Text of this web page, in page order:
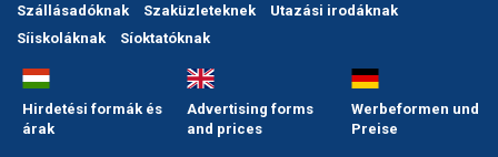
Szállásadóknak
Szaküzleteknek
Utazási irodáknak
Síiskoláknak
Síoktatóknak
Hirdetési formák és
árak
Advertising forms
and prices
Werbeformen und
Preise